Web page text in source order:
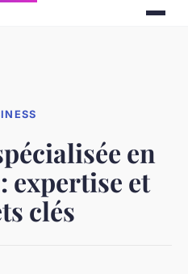
en
expertise et
clés